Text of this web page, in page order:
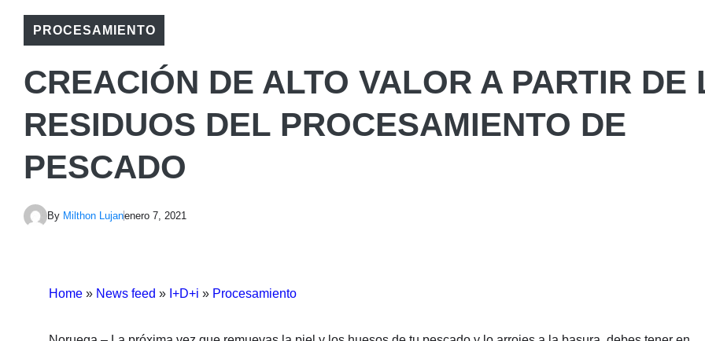
PROCESAMIENTO
CREACIÓN DE ALTO VALOR A PARTIR DE
RESIDUOS DEL PROCESAMIENTO DE
PESCADO
By Milthon Lujanenero 7, 2021
Home » News feed » I+D+i » Procesamiento